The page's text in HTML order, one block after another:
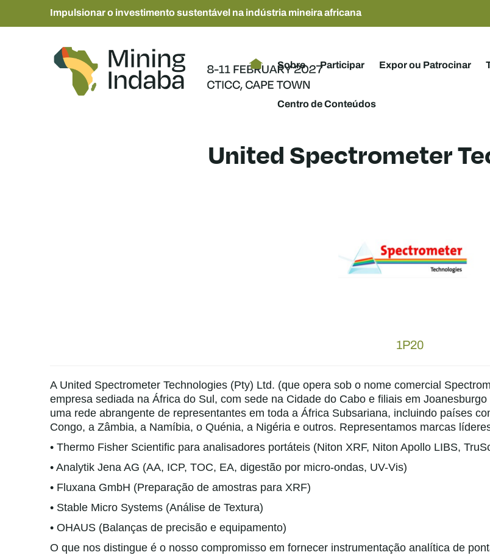
Impulsionar o investimento sustentável na indústria mineira africana
Sobre Participar Expor ou Patrocinar
Centro de Conteúdos
United Spectrometer
1P20
A United Spectrometer Technologies (Pty) Ltd. (que opera sob o nome comercial
empresa sediada na África do Sul, com sede na Cidade do Cabo e filiais em
uma rede abrangente de representantes em toda a África Subsariana, incluindo países
Congo, a Zâmbia, a Namíbia, o Quénia, a Nigéria e outros. Representamos marcas
• Thermo Fisher Scientific para analisadores portáteis (Niton XRF, Niton Apollo LIBS,
• Analytik Jena AG (AA, ICP, TOC, EA, digestão por micro-ondas, UV-Vis)
• Fluxana GmbH (Preparação de amostras para XRF)
• Stable Micro Systems (Análise de Textura)
• OHAUS (Balanças de precisão e equipamento)
O que nos distingue é o nosso compromisso em fornecer instrumentação analítica de